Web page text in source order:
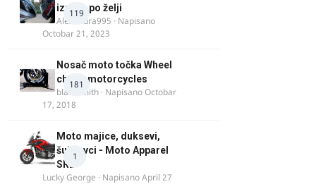
119
izrada po želji
Alexandra995 · Napisano
Octobar 21, 2023
181
Nosač moto točka Wheel
chock motorcycles
blacksmith · NapisanoOctobar
17, 2018
1
Moto majice, duksevi,
šuškavci - Moto Apparel
SRB
Lucky George · NapisanoApril 27